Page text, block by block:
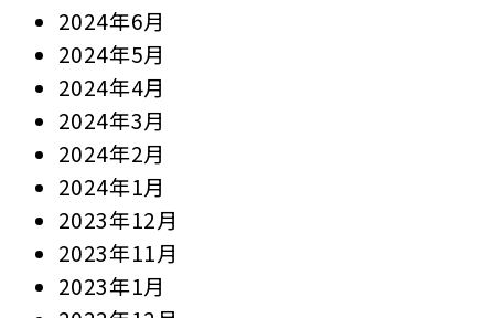
2024年6月
2024年5月
2024年4月
2024年3月
2024年2月
2024年1月
2023年12月
2023年11月
2023年1月